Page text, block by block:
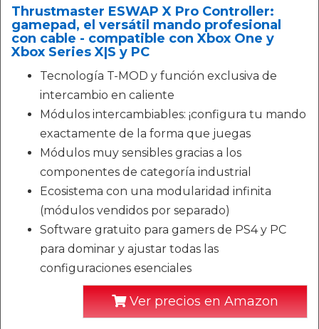
Thrustmaster ESWAP X Pro Controller:
gamepad, el versátil mando profesional
con cable - compatible con Xbox One y
Xbox Series X|S y PC
Tecnología T-MOD y función exclusiva de
intercambio en caliente
Módulos intercambiables: ¡configura tu mando
exactamente de la forma que juegas
Módulos muy sensibles gracias a los
componentes de categoría industrial
Ecosistema con una modularidad infinita
(módulos vendidos por separado)
Software gratuito para gamers de PS4 y PC
para dominar y ajustar todas las
configuraciones esenciales
Ver precios en Amazon